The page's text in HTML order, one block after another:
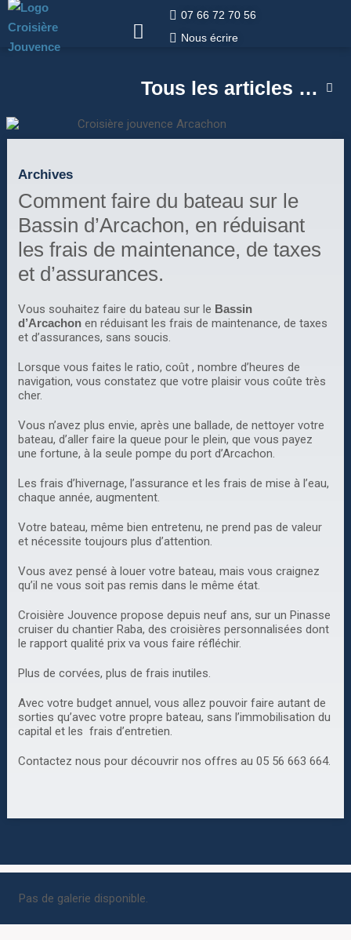
07 66 72 70 56
Nous écrire
Tous les articles …
Archives
Comment faire du bateau sur le
Bassin d’Arcachon, en réduisant
les frais de maintenance, de taxes
et d’assurances.
Vous souhaitez faire du bateau sur le Bassin
d’Arcachon en réduisant les frais de maintenance, de taxes
et d’assurances, sans soucis.
Lorsque vous faites le ratio, coût , nombre d’heures de
navigation, vous constatez que votre plaisir vous coûte très
cher.
Vous n’avez plus envie, après une ballade, de nettoyer votre
bateau, d’aller faire la queue pour le plein, que vous payez
une fortune, à la seule pompe du port d’Arcachon.
Les frais d’hivernage, l’assurance et les frais de mise à l’eau,
chaque année, augmentent.
Votre bateau, même bien entretenu, ne prend pas de valeur
et nécessite toujours plus d’attention.
Vous avez pensé à louer votre bateau, mais vous craignez
qu’il ne vous soit pas remis dans le même état.
Croisière Jouvence propose depuis neuf ans, sur un Pinasse
cruiser du chantier Raba, des croisières personnalisées dont
le rapport qualité prix va vous faire réfléchir.
Plus de corvées, plus de frais inutiles.
Avec votre budget annuel, vous allez pouvoir faire autant de
sorties qu’avec votre propre bateau, sans l’immobilisation du
capital et les frais d’entretien.
Contactez nous pour découvrir nos offres au 05 56 663 664.
Pas de galerie disponible.